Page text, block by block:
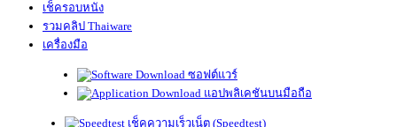
เช็ครอบหนัง
รวมคลิป Thaiware
เครื่องมือ
ซอฟต์แวร์
แอปพลิเคชันบนมือถือ
เช็คความเร็วเน็ต (Speedtest)